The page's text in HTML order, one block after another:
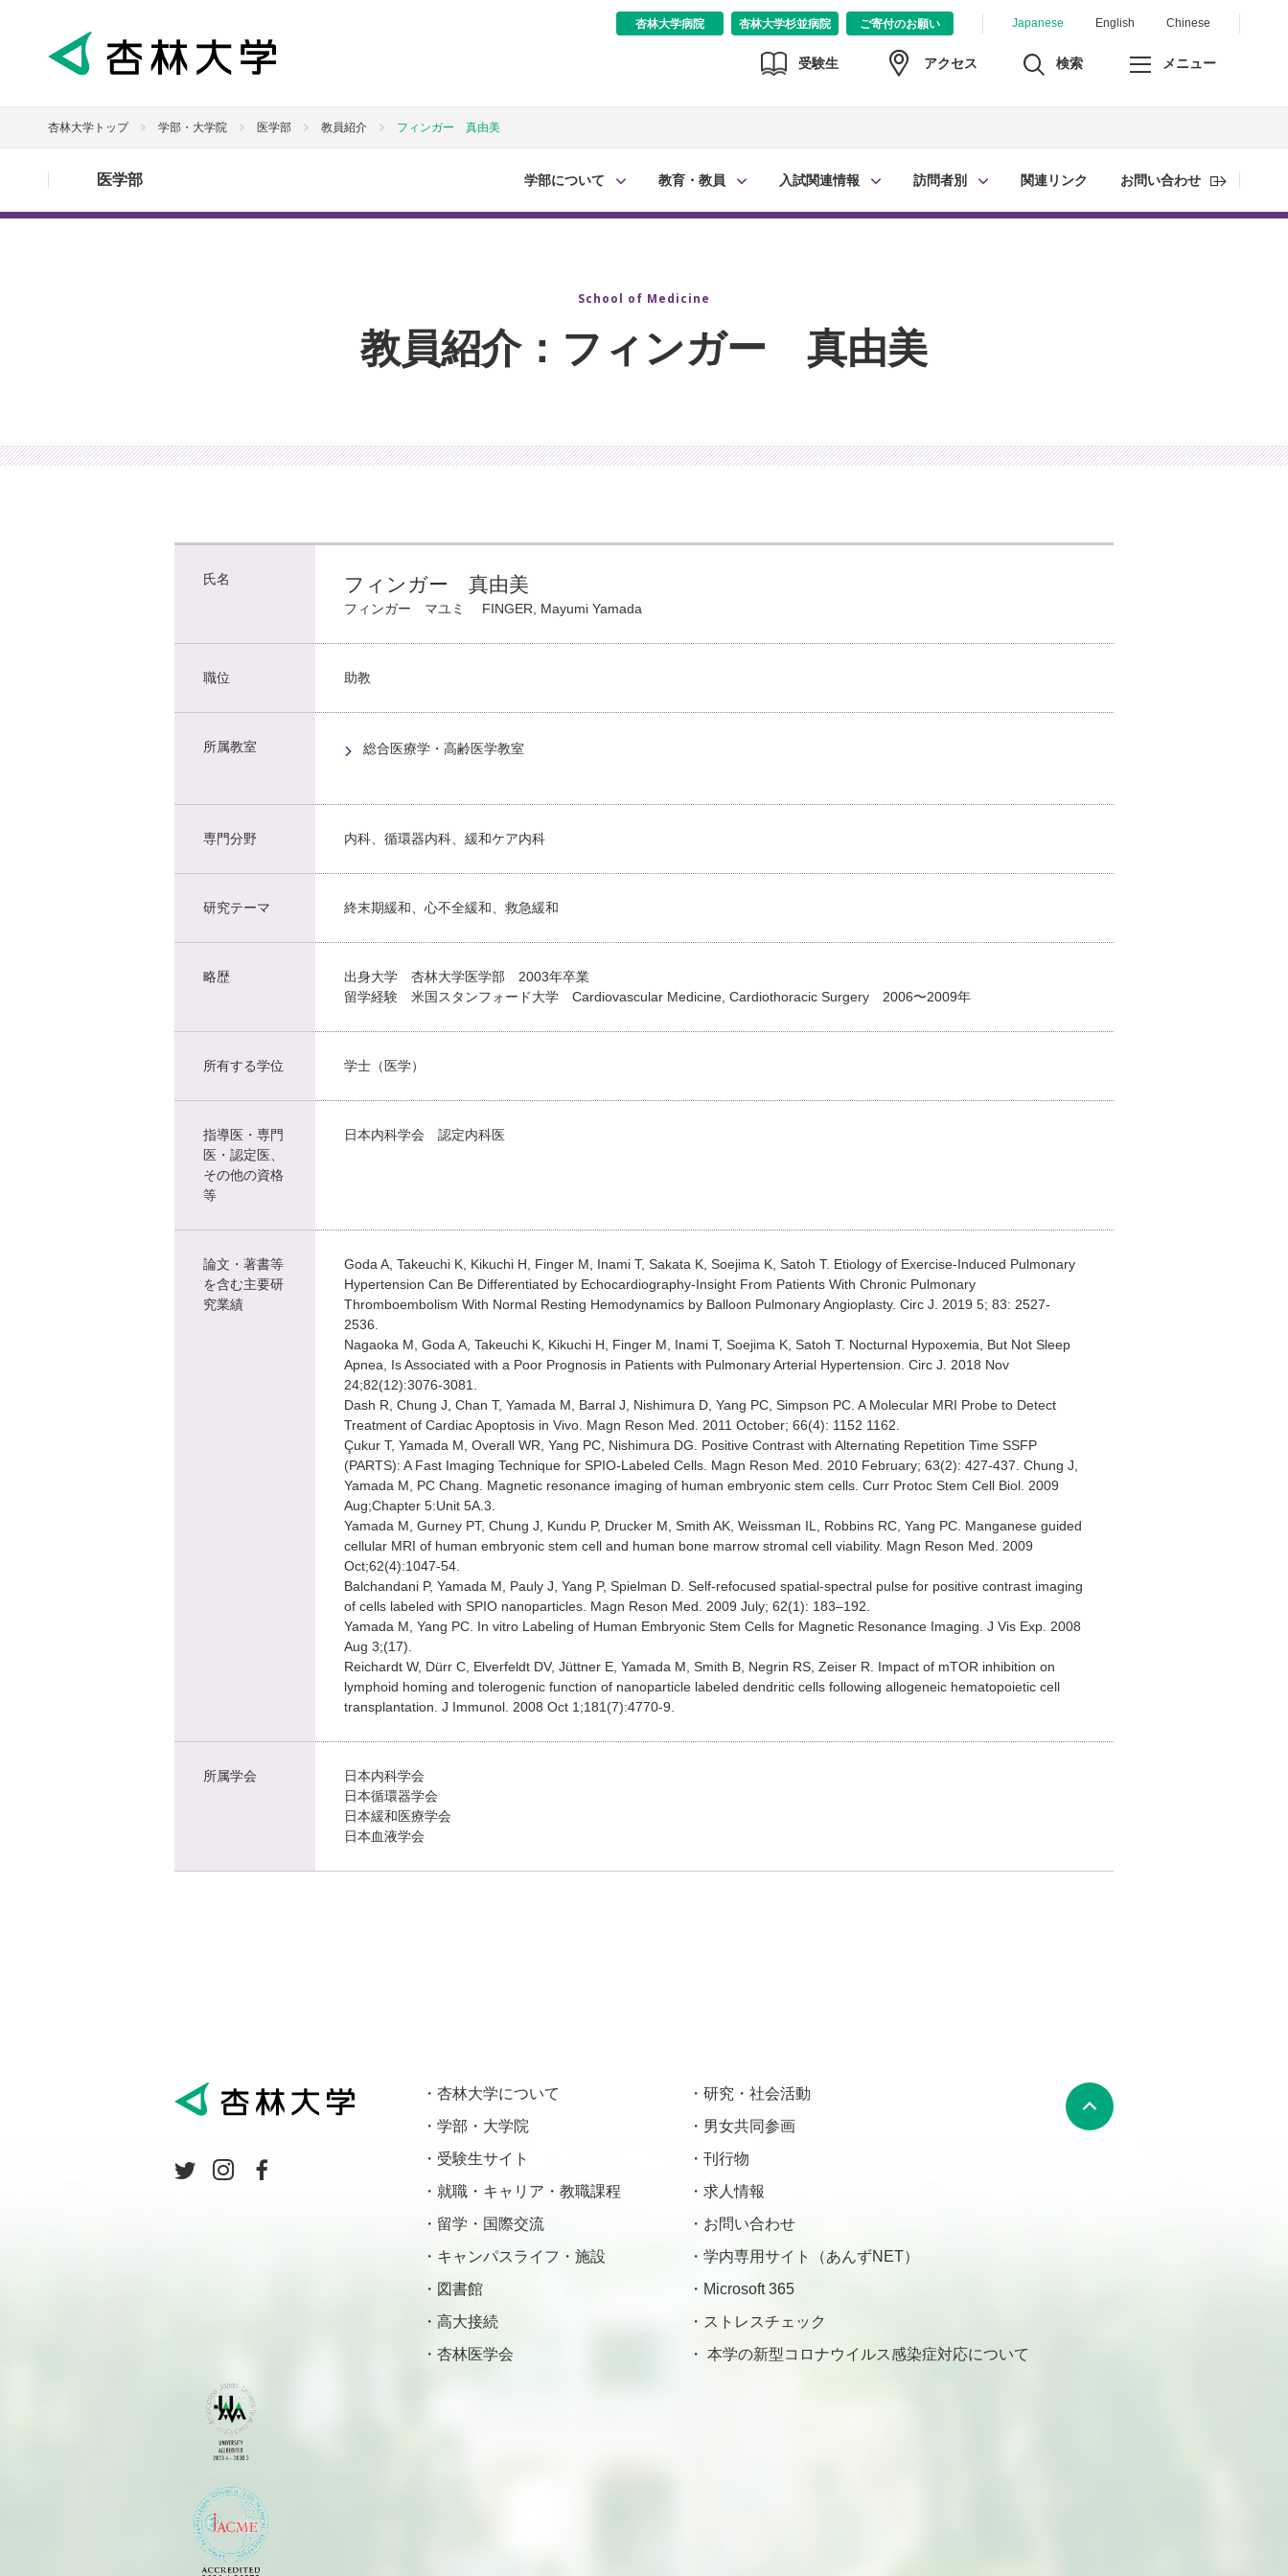
Japanese English Chinese
杏林大学病院 杏林大学杉並病院 ご寄付のお願い
受験生 アクセス 検索 メニュー
杏林大学トップ 学部・大学院 医学部 教員紹介 フィンガー 真由美
医学部 学部について 教育・教員 入試関連情報 訪問者別 関連リンク お問い合わせ
School of Medicine
教員紹介：フィンガー 真由美
氏名 フィンガー 真由美
フィンガー マユミ FINGER, Mayumi Yamada
職位 助教
所属教室 総合医療学・高齢医学教室
専門分野 内科、循環器内科、緩和ケア内科
研究テーマ 終末期緩和、心不全緩和、救急緩和
略歴
出身大学 杏林大学医学部 2003年卒業
留学経験 米国スタンフォード大学 Cardiovascular Medicine, Cardiothoracic Surgery 2006〜2009年
所有する学位 学士（医学）
指導医・専門
医・認定医、
その他の資格
等
日本内科学会 認定内科医
論文・著書等
を含む主要研
究業績
Goda A, Takeuchi K, Kikuchi H, Finger M, Inami T, Sakata K, Soejima K, Satoh T. Etiology of Exercise-Induced Pulmonary
Hypertension Can Be Differentiated by Echocardiography-Insight From Patients With Chronic Pulmonary
Thromboembolism With Normal Resting Hemodynamics by Balloon Pulmonary Angioplasty. Circ J. 2019 5; 83: 2527-
2536.
Nagaoka M, Goda A, Takeuchi K, Kikuchi H, Finger M, Inami T, Soejima K, Satoh T. Nocturnal Hypoxemia, But Not Sleep
Apnea, Is Associated with a Poor Prognosis in Patients with Pulmonary Arterial Hypertension. Circ J. 2018 Nov
24;82(12):3076-3081.
Dash R, Chung J, Chan T, Yamada M, Barral J, Nishimura D, Yang PC, Simpson PC. A Molecular MRI Probe to Detect
Treatment of Cardiac Apoptosis in Vivo. Magn Reson Med. 2011 October; 66(4): 1152 1162.
Çukur T, Yamada M, Overall WR, Yang PC, Nishimura DG. Positive Contrast with Alternating Repetition Time SSFP
(PARTS): A Fast Imaging Technique for SPIO-Labeled Cells. Magn Reson Med. 2010 February; 63(2): 427-437. Chung J,
Yamada M, PC Chang. Magnetic resonance imaging of human embryonic stem cells. Curr Protoc Stem Cell Biol. 2009
Aug;Chapter 5:Unit 5A.3.
Yamada M, Gurney PT, Chung J, Kundu P, Drucker M, Smith AK, Weissman IL, Robbins RC, Yang PC. Manganese guided
cellular MRI of human embryonic stem cell and human bone marrow stromal cell viability. Magn Reson Med. 2009
Oct;62(4):1047-54.
Balchandani P, Yamada M, Pauly J, Yang P, Spielman D. Self-refocused spatial-spectral pulse for positive contrast imaging
of cells labeled with SPIO nanoparticles. Magn Reson Med. 2009 July; 62(1): 183–192.
Yamada M, Yang PC. In vitro Labeling of Human Embryonic Stem Cells for Magnetic Resonance Imaging. J Vis Exp. 2008
Aug 3;(17).
Reichardt W, Dürr C, Elverfeldt DV, Jüttner E, Yamada M, Smith B, Negrin RS, Zeiser R. Impact of mTOR inhibition on
lymphoid homing and tolerogenic function of nanoparticle labeled dendritic cells following allogeneic hematopoietic cell
transplantation. J Immunol. 2008 Oct 1;181(7):4770-9.
所属学会
日本内科学会
日本循環器学会
日本緩和医療学会
日本血液学会
杏林大学について
学部・大学院
受験生サイト
就職・キャリア・教職課程
留学・国際交流
キャンパスライフ・施設
図書館
高大接続
杏林医学会
研究・社会活動
男女共同参画
刊行物
求人情報
お問い合わせ
学内専用サイト（あんずNET）
Microsoft 365
ストレスチェック
本学の新型コロナウイルス感染症対応について